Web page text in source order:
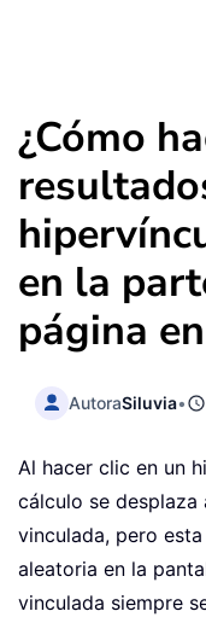
¿Cómo
en la
página
AutoraSiluvia•
Al hacer clic en un
cálculo se desplaza
vinculada, pero
aleatoria en la
vinculada siempre